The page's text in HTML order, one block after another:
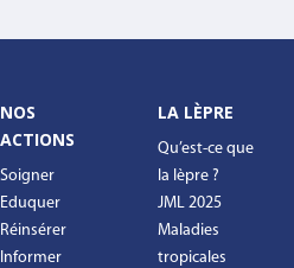
NOS
ACTIONS
Soigner
Eduquer
Réinsérer
Informer
LA LÈPRE
Qu’est-ce que
la lèpre ?
JML 2025
Maladies
tropicales